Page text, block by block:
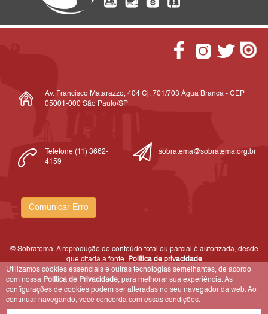
Av. Francisco Matarazzo, 404 Cj. 701/703 Água Branca - CEP
05001-000 São Paulo/SP
Telefone (11) 3662-
4159
sobratema@sobratema.org.br
Comunicar Erro
© Sobratema. A reprodução do conteúdo total ou parcial é autorizada, desde
que citada a fonte. Política de privacidade
Utilizamos cookies essenciais e outras tecnologias semelhantes, de acordo
com nossa Política de Privacidade, para melhorar sua experiência. As
configurações de cookies podem ser alteradas no seu navegador da web. Ao
continuar navegando, você concorda com essas condições.